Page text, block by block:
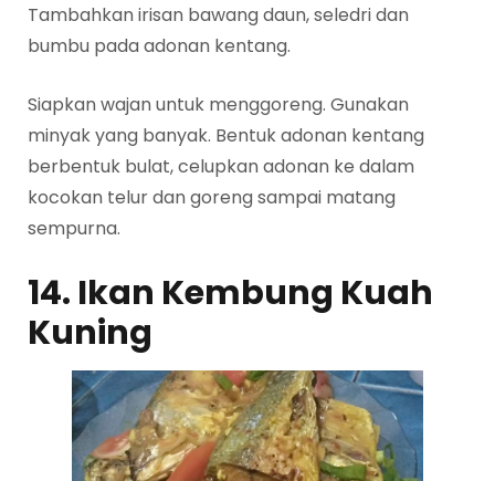
Tambahkan irisan bawang daun, seledri dan
bumbu pada adonan kentang.
Siapkan wajan untuk menggoreng. Gunakan
minyak yang banyak. Bentuk adonan kentang
berbentuk bulat, celupkan adonan ke dalam
kocokan telur dan goreng sampai matang
sempurna.
14. Ikan Kembung Kuah
Kuning